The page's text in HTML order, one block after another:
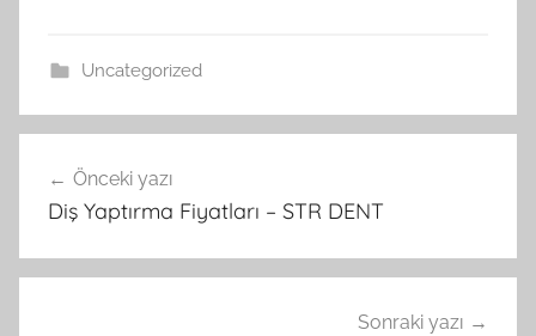
Uncategorized
gezinmesi
Önceki yazı
Diş Yaptırma Fiyatları – STR DENT
Sonraki yazı